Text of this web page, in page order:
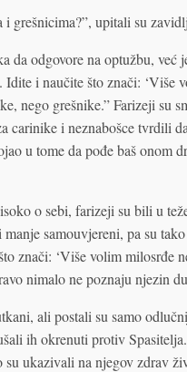
i grešnicima?”, upitali su
da odgovore na optužbu, već
i naučite što znači: ‘Više
nego grešnike.” Farizeji su
carinike i neznabošce tvrdili
u tome da pođe baš onom
o sebi, farizeji su bili u
samouvjereni, pa su
znači: ‘Više volim milosrđe
nimalo ne poznaju njezin
ali postali su samo
ih okrenuti protiv
ukazivali na njegov zdrav